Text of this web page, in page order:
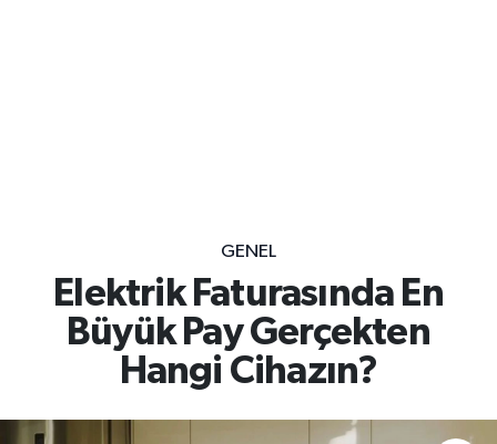
GENEL
Elektrik Faturasında En
Büyük Pay Gerçekten
Hangi Cihazın?